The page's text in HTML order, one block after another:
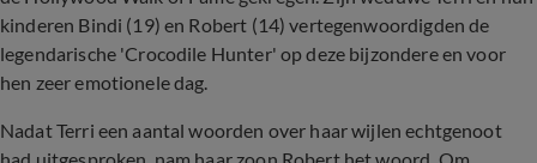
kinderen Bindi (19) en Robert (14) vertegenwoordigden de
legendarische 'Crocodile Hunter' op deze bijzondere en voor
hen zeer emotionele dag.
Nadat Terri een aantal woorden over haar wijlen echtgenoot